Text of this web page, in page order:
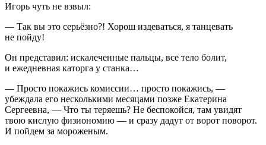
Игорь чуть не взвыл:
— Так вы это серьёзно?! Хорош издеваться, я танцевать
не пойду!
Он представил: искалеченные пальцы, все тело болит,
и ежедневная каторга у станка…
— Просто покажись комиссии… просто покажись, —
убеждала его несколькими месяцами позже Екатерина
Сергеевна, — Что ты теряешь? Не беспокойся, там увидят
твою кислую физиономию — и сразу дадут от ворот поворот.
И пойдем за мороженым.